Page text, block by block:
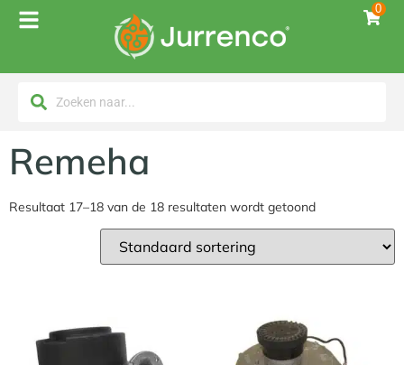
0
Remeha
Resultaat 17–18 van de 18 resultaten wordt getoond